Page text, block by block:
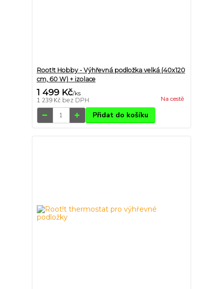
Root!t Hobby - Výhřevná podložka velká (40x120
cm, 60 W) + izolace
1 499 Kč/ks
1 239 Kč bez DPH Na cestě
Přidat do košíku